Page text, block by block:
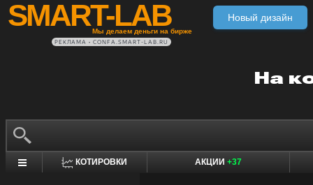
SMART-LAB
Мы делаем деньги на бирже
Новый дизайн
РЕКЛАМА • CONFA.SMART-LAB.RU
КОТИРОВКИ АКЦИИ +37